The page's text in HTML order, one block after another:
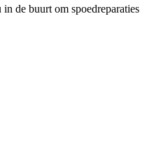
de buurt om spoedreparaties